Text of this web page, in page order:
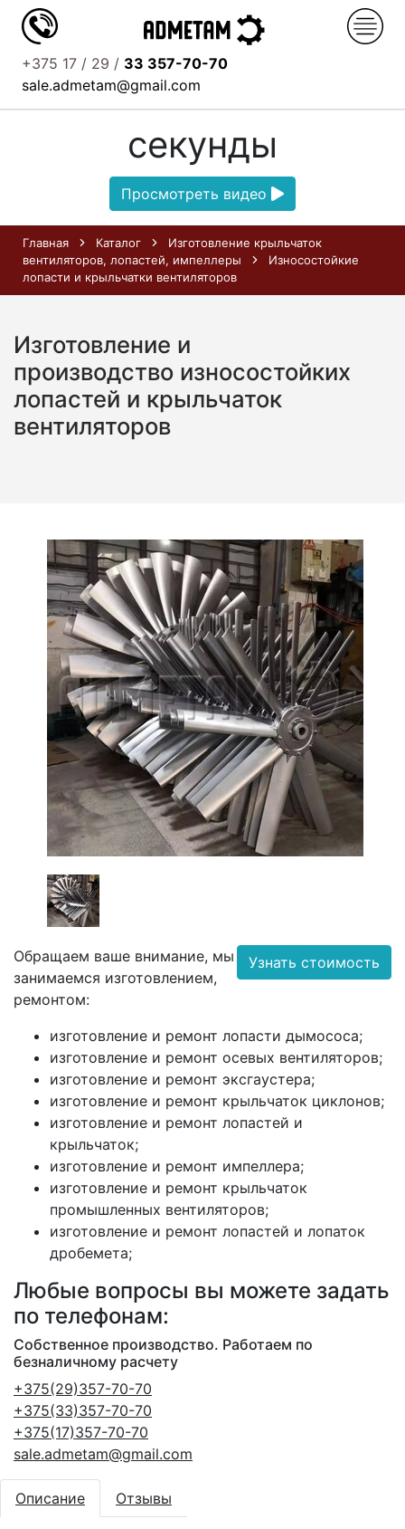
+375 17 / 29 / 33 357-70-70
sale.admetam@gmail.com
Узнайте о нас за 52
секунды
Просмотреть видео
Главная Каталог
Изготовление крыльчаток
вентиляторов, лопастей, импеллеры
Износостойкие
лопасти и крыльчатки вентиляторов
Изготовление и
производство износостойких
лопастей и крыльчаток
вентиляторов
Узнать стоимость
Обращаем ваше внимание, мы
занимаемся изготовлением,
ремонтом:
изготовление и ремонт лопасти дымососа;
изготовление и ремонт осевых вентиляторов;
изготовление и ремонт эксгаустера;
изготовление и ремонт крыльчаток циклонов;
изготовление и ремонт лопастей и
крыльчаток;
изготовление и ремонт импеллера;
изготовление и ремонт крыльчаток
промышленных вентиляторов;
изготовление и ремонт лопастей и лопаток
дробемета;
Любые вопросы вы можете задать
по телефонам:
Собственное производство. Работаем по
безналичному расчету
+375(29)357-70-70
+375(33)357-70-70
+375(17)357-70-70
sale.admetam@gmail.com
Описание Отзывы